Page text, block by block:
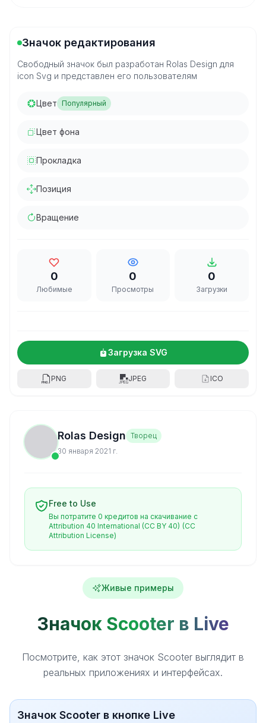
Значок редактирования
Свободный значок был разработан Rolas Design для
icon Svg и представлен его пользователям
Цвет Популярный
Цвет фона
Прокладка
Позиция
Вращение
0
Любимые
0
Просмотры
0
Загрузки
Загрузка SVG
PNG JPEG ICO
Rolas Design Творец
30 января 2021 г.
Free to Use
Вы потратите 0 кредитов на скачивание с
Attribution 40 International (CC BY 40) (CC
Attribution License)
Живые примеры
Значок Scooter в Live
Посмотрите, как этот значок Scooter выглядит в
реальных приложениях и интерфейсах.
Значок Scooter в кнопке Live